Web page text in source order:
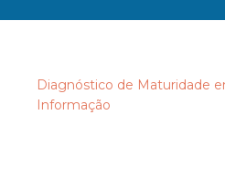
Diagnóstico de Maturidade
Informação